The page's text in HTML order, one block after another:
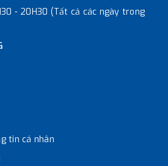
- 20H30 (Tất cả các ngày trong
tin cá nhân